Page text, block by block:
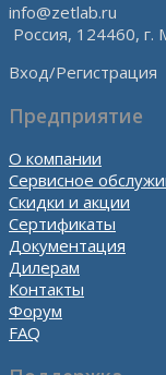
info@zetlab.ru
Россия, 124460, г.
Вход/Регистрация
Предприятие
О компании
Сервисное
Скидки и акции
Сертификаты
Документация
Дилерам
Контакты
Форум
FAQ